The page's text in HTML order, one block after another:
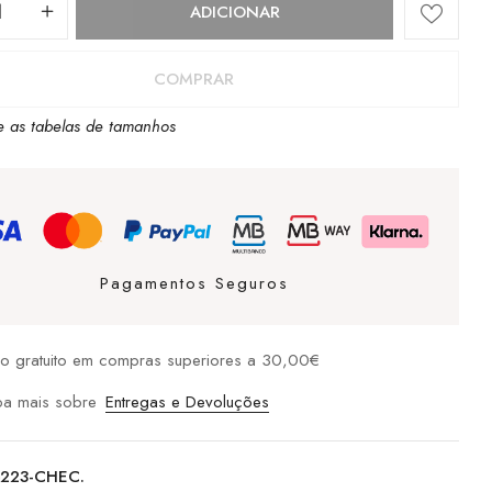
ADICIONAR
COMPRAR
as tabelas de tamanhos
Pagamentos Seguros
gratuito em compras superiores a 30,00€
mais sobre Entregas e Devoluções
CHEC.